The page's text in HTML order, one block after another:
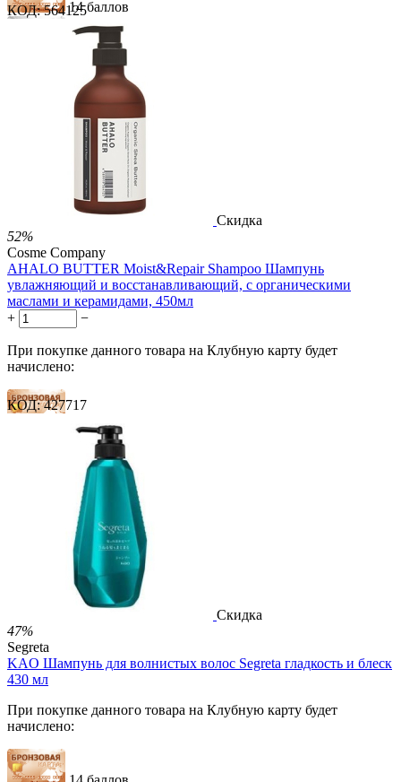
14 баллов
21 балл
34 балла
724.00 Р
за 1.00 мл
Нет в наличии
 
КОД: 564125
Скидка
52%
Cosme Company
AHALO BUTTER Moist&Repair Shampoo Шампунь
увлажняющий и восстанавливающий, с органическими
маслами и керамидами, 450мл
+
−
При покупке данного товара на Клубную карту будет
начислено:
21 балл
34 балла
1 212.00
Р
за 1.00 мл

КОД: 427717
Скидка
47%
Segreta
KAO Шампунь для волнистых волос Segreta гладкость и блеск
430 мл
При покупке данного товара на Клубную карту будет
начислено: